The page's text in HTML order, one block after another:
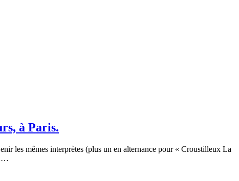
à Paris.
les mêmes interprètes (plus un en alternance pour « Croustilleux La